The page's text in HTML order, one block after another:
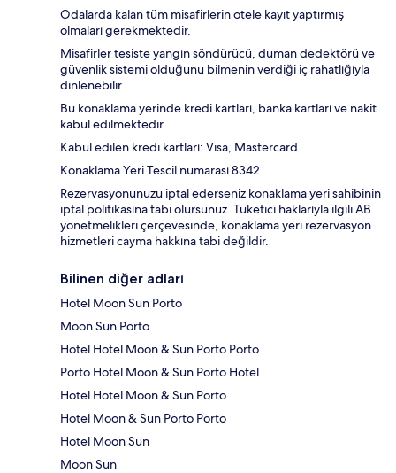
Odalarda kalan tüm misafirlerin otele kayıt yaptırmış
olmaları gerekmektedir.
Misafirler tesiste yangın söndürücü, duman dedektörü ve
güvenlik sistemi olduğunu bilmenin verdiği iç rahatlığıyla
dinlenebilir.
Bu konaklama yerinde kredi kartları, banka kartları ve nakit
kabul edilmektedir.
Kabul edilen kredi kartları: Visa, Mastercard
Konaklama Yeri Tescil numarası 8342
Rezervasyonunuzu iptal ederseniz konaklama yeri sahibinin
iptal politikasına tabi olursunuz. Tüketici haklarıyla ilgili AB
yönetmelikleri çerçevesinde, konaklama yeri rezervasyon
hizmetleri cayma hakkına tabi değildir.
Bilinen diğer adları
Hotel Moon Sun Porto
Moon Sun Porto
Hotel Hotel Moon & Sun Porto Porto
Porto Hotel Moon & Sun Porto Hotel
Hotel Hotel Moon & Sun Porto
Hotel Moon & Sun Porto Porto
Hotel Moon Sun
Moon Sun